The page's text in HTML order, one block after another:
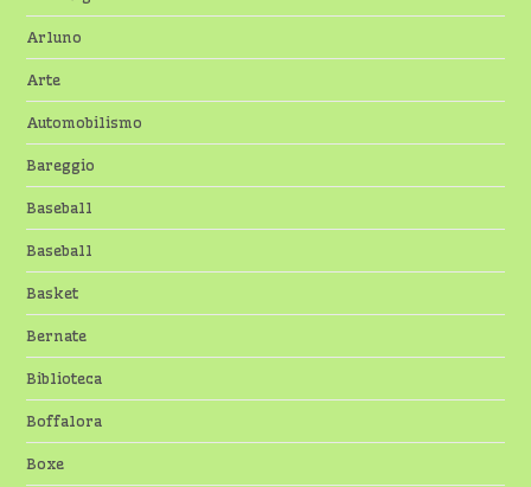
Arluno
Arte
Automobilismo
Bareggio
Baseball
Baseball
Basket
Bernate
Biblioteca
Boffalora
Boxe